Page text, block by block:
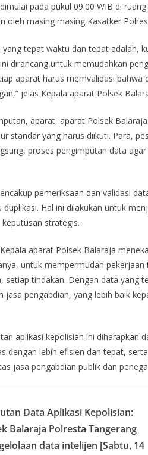
pada pukul 09.00 WIB di
oleh masing masing Kasatker
yang tepat waktu dan tepat adalah,
dirancang untuk memudahkan
aparat harus memvalidasi
jelas Kepala aparat Polsek
aparat, aparat Polsek
standar yang harus diikuti. Para,
proses pengimputan data
pemeriksaan dan validasi
duplikasi. Hal ini dilakukan untuk
strategis.
aparat Polsek Balaraja
untuk mempermudah
setiap tindakan. Dengan data yang
jasa pengabdian, yang lebih baik
aplikasi kepolisian ini diharapkan
dengan lebih efisien dan tepat,
jasa pengabdian publik dan
Data Aplikasi Kepolisian:
Balaraja Polresta Tangerang
data intelijen [Sabtu, 14